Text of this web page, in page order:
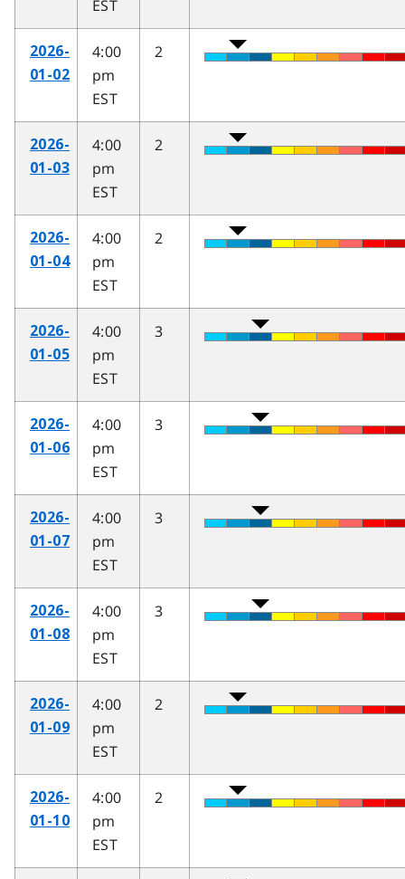
EST
2026-
01-02
4:00
pm
EST
2
2026-
01-03
4:00
pm
EST
2
2026-
01-04
4:00
pm
EST
2
2026-
01-05
4:00
pm
EST
3
2026-
01-06
4:00
pm
EST
3
2026-
01-07
4:00
pm
EST
3
2026-
01-08
4:00
pm
EST
3
2026-
01-09
4:00
pm
EST
2
2026-
01-10
4:00
pm
EST
2